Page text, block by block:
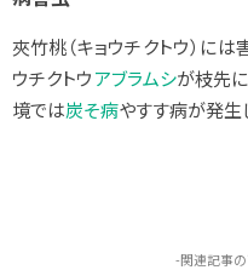
夾竹桃（キョウチクトウ）に
ウチクトウアブラムシが枝先
境では炭そ病やすす病が発生
-関連記事